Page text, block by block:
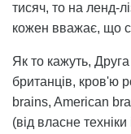
тисяч, то на ленд-
кожен вважає, що
Як то кажуть,
британців, кров'ю
brains, American
(від власне